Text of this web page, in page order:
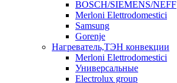
BOSCH/SIEMENS/NEFF
Merloni Elettrodomestici
Samsung
Gorenje
Нагреватель,ТЭН конвекции
Merloni Elettrodomestici
Универсальные
Electrolux group